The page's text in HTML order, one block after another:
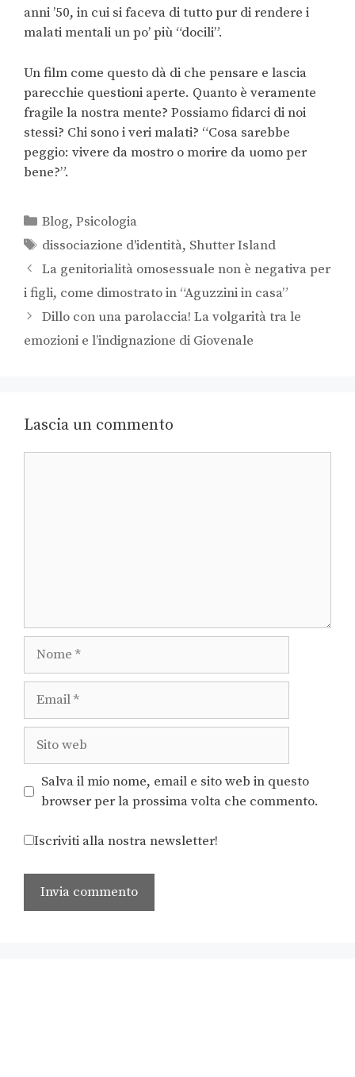
anni ’50, in cui si faceva di tutto pur di rendere i
malati mentali un po’ più “docili”.
Un film come questo dà di che pensare e lascia
parecchie questioni aperte. Quanto è veramente
fragile la nostra mente? Possiamo fidarci di noi
stessi? Chi sono i veri malati? “Cosa sarebbe
peggio: vivere da mostro o morire da uomo per
bene?”.
Blog,Psicologia
dissociazione d'identità, Shutter Island
La genitorialità omosessuale non è negativa per
i figli, come dimostrato in “Aguzzini in casa”
Dillo con una parolaccia! La volgarità tra le
emozioni e l’indignazione di Giovenale
Lascia un commento
Salva il mio nome, email e sito web in questo
browser per la prossima volta che commento.
Iscriviti alla nostra newsletter!